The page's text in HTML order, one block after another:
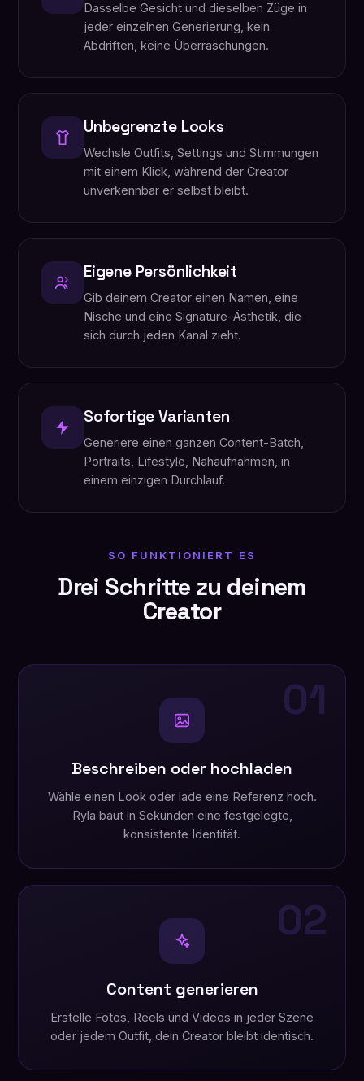
Dasselbe Gesicht und dieselben Züge in
jeder einzelnen Generierung, kein
Abdriften, keine Überraschungen.
Unbegrenzte Looks
Wechsle Outfits, Settings und Stimmungen
mit einem Klick, während der Creator
unverkennbar er selbst bleibt.
Eigene Persönlichkeit
Gib deinem Creator einen Namen, eine
Nische und eine Signature-Ästhetik, die
sich durch jeden Kanal zieht.
Sofortige Varianten
Generiere einen ganzen Content-Batch,
Portraits, Lifestyle, Nahaufnahmen, in
einem einzigen Durchlauf.
SO FUNKTIONIERT ES
Drei Schritte zu deinem
Creator
01
Beschreiben oder hochladen
Wähle einen Look oder lade eine Referenz hoch.
Ryla baut in Sekunden eine festgelegte,
konsistente Identität.
02
Content generieren
Erstelle Fotos, Reels und Videos in jeder Szene
oder jedem Outfit, dein Creator bleibt identisch.